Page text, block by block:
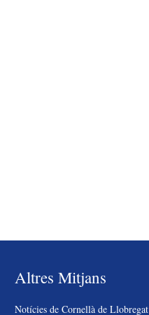
Altres Mitjans
Notícies de Cornellà de Llobregat